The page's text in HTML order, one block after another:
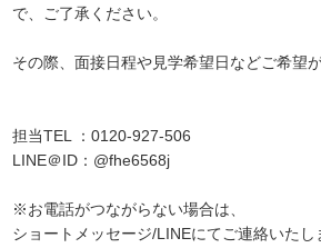
で、ご了承ください。
その際、面接日程や見学希望日などご希望
担当TEL ：0120-927-506
LINE＠ID：@fhe6568j
※お電話がつながらない場合は、
ショートメッセージ/LINEにてご連絡いたし